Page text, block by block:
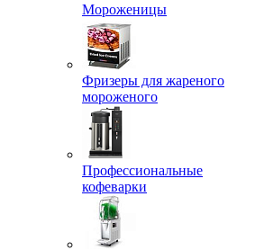
Мороженицы
Фризеры для жареного
мороженого
Профессиональные
кофеварки